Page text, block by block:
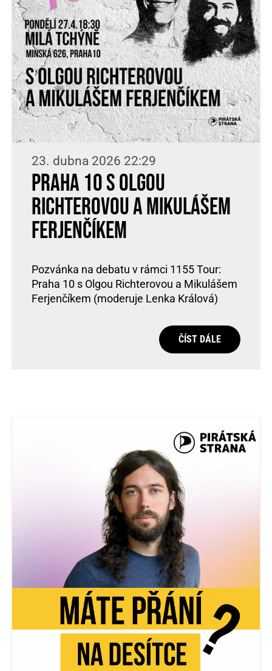
23. dubna 2026 22:29
Praha 10 s Olgou
Richterovou a Mikulášem
Ferjenčíkem
Pozvánka na debatu v rámci 1155 Tour:
Praha 10 s Olgou Richterovou a Mikulášem
Ferjenčíkem (moderuje Lenka Králová)
ČÍST DÁLE